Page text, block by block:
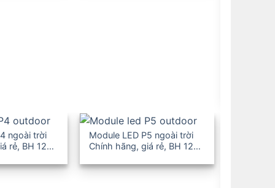
ngoài trời
rẻ, BH 12-
Module LED P5 ngoài trời
Chính hãng, giá rẻ, BH 12-